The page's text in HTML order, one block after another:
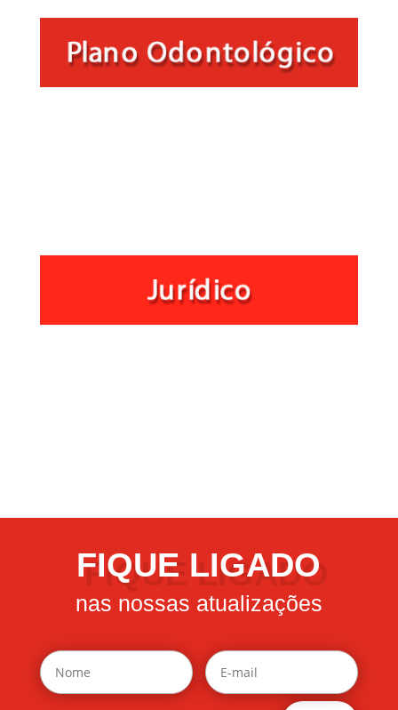
FIQUE LIGADO
nas nossas atualizações